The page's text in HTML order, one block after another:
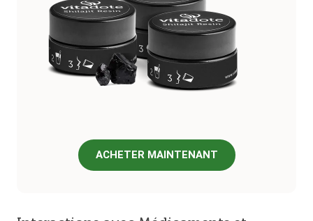
ACHETER MAINTENANT